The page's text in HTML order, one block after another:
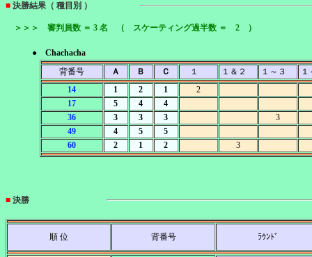
■ 決勝結果（ 種目別 ）
＞＞＞ 審判員数 ＝ 3 名 （ スケーティング過半数 ＝ 2 ）
● Chachacha
背番号
Ａ Ｂ Ｃ １ １＆２ １～３
14
1 2 1
2
17
5 4
4
36
3 3 3
3
49
4 5
5
60
2 1 2 3
■ 決勝
順 位 背番号 ﾗｳﾝﾄﾞ